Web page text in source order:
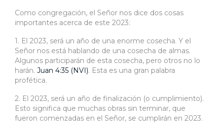
Como congregación, el Señor nos dice dos cosas
importantes acerca de este 2023:
1. El 2023, será un año de una enorme cosecha. Y el
Señor nos está hablando de una cosecha de almas.
Algunos participarán de esta cosecha, pero otros no lo
harán. Juan 4:35 (NVI). Esta es una gran palabra
profética.
2. El 2023, será un año de finalización (o cumplimiento).
Esto significa que muchas obras sin terminar, que
fueron comenzadas en el Señor, se cumplirán en 2023.